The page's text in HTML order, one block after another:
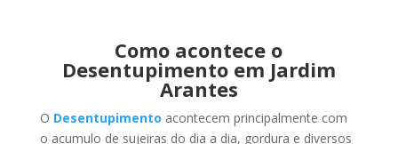
Como acontece o
Desentupimento em Jardim
Arantes
O Desentupimento acontecem principalmente com
o acumulo de sujeiras do dia a dia, gordura e diversos